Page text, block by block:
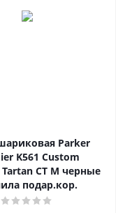
Parker
K561 Custom
Tartan CT M черные
подар.кор.